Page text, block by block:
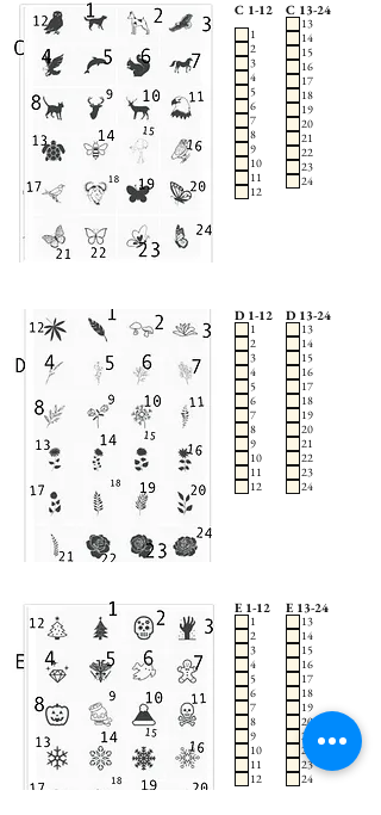
C 13-24
13
14
15
16
17
18
19
20
21
22
23
24
C 1-12
1
2
3
4
5
6
7
8
9
10
11
12
D 1-12
1
2
3
4
5
6
7
8
9
10
11
12
D 13-24
13
14
15
16
17
18
19
20
21
22
23
24
E 1-12
1
2
3
4
5
6
7
8
9
10
11
12
E 13-24
13
14
15
16
17
18
19
20
21
22
23
24